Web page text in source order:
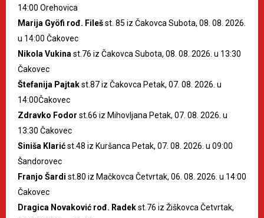
14:00 Orehovica
Marija Gyöfi rođ. Filešst. 85 iz Čakovca Subota, 08. 08. 2026.
u 14:00 Čakovec
Nikola Vukinast.76 iz Čakovca Subota, 08. 08. 2026. u 13:30
Čakovec
Štefanija Pajtakst.87 iz Čakovca Petak, 07. 08. 2026. u
14:00Čakovec
Zdravko Fodor st.66 iz Mihovljana Petak, 07. 08. 2026. u
13:30 Čakovec
Siniša Klarićst.48 iz Kuršanca Petak, 07. 08. 2026. u 09:00
Šandorovec
Franjo Šardi st.80 iz Mačkovca Četvrtak, 06. 08. 2026. u 14:00
Čakovec
Dragica Novaković rođ. Radekst.76 iz Žiškovca Četvrtak,